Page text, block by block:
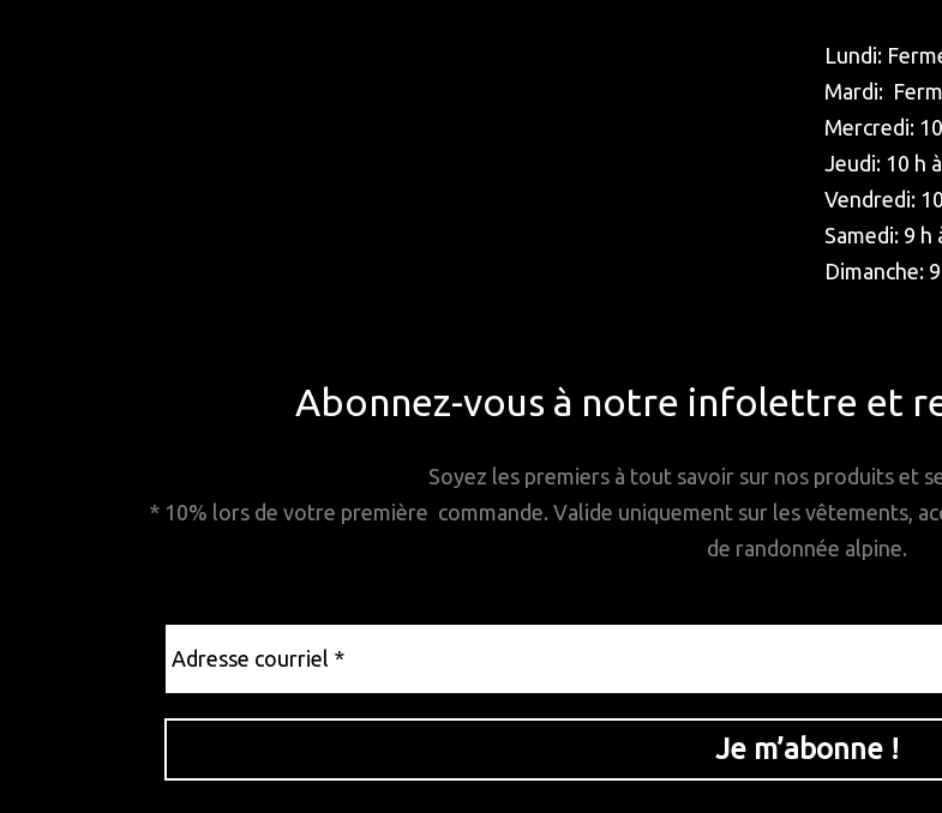
Lundi:
Mardi:
Mercredi:
Jeudi: 10 h
Vendredi:
Samedi: 9 h
Dimanche:
Abonnez-vous à notre infolettre et
Soyez les premiers à tout savoir sur nos produits et
* 10% lors de votre première commande. Valide uniquement sur les vêtements,
de randonnée alpine.
courriel